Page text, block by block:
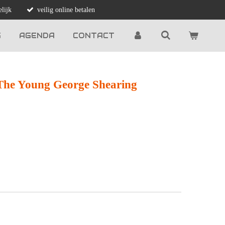
veilig online betalen
AGENDA CONTACT
Young George Shearing